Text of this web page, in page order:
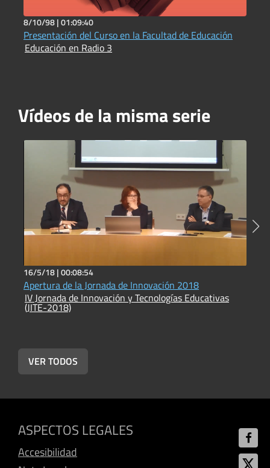
8/10/98 |01:09:40
Presentación del Curso en la Facultad de Educación
Educación en Radio 3
Vídeos de la misma serie
16/5/18 |00:08:54
Apertura de la Jornada de Innovación 2018
IV Jornada de Innovación y Tecnologías Educativas
(JITE-2018)
VER TODOS
ASPECTOS LEGALES
Accesibilidad